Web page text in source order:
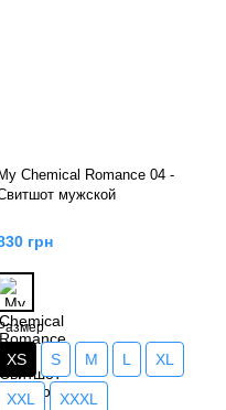
Chemical Romance 04 -
мужской
грн
Размер
XS S M L XL
XXL XXXL